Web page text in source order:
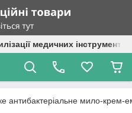
медичних
антибактеріальне мило-крем-